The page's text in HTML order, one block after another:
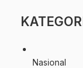
Nasional